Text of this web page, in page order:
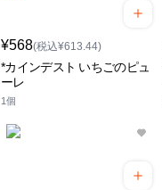
¥568(税込¥613.44)
*カインデスト いちごのピュ
ーレ
1個